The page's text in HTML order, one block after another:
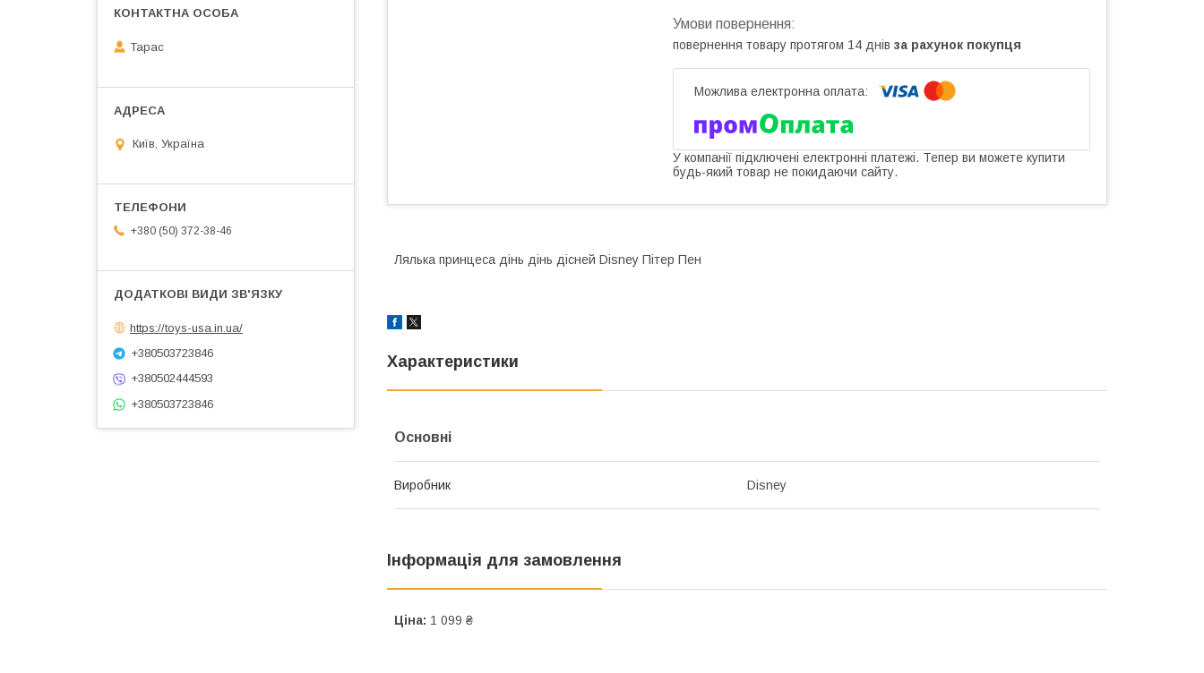
повернення товару протягом 14 днів за рахунок покупця
У компанії підключені електронні платежі. Тепер ви можете купити
будь-який товар не покидаючи сайту.
Лялька принцеса дінь дінь дісней Disney Пітер Пен
Характеристики
Основні
Виробник Disney
Інформація для замовлення
Ціна: 1 099 ₴
Тарас
Київ, Україна
+380 (50) 372-38-46
https://toys-usa.in.ua/
+380503723846
+380502444593
+380503723846